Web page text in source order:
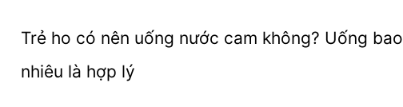
Trẻ ho có nên uống nước cam không? Uống bao
nhiêu là hợp lý